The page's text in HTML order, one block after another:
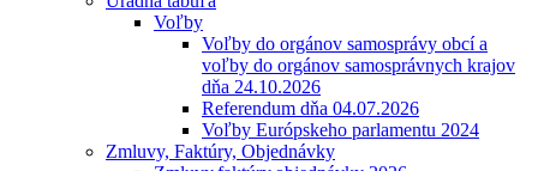
Voľby
Voľby do orgánov samosprávy obcí a
voľby do orgánov samosprávnych krajov
dňa 24.10.2026
Referendum dňa 04.07.2026
Voľby Európskeho parlamentu 2024
Zmluvy, Faktúry, Objednávky